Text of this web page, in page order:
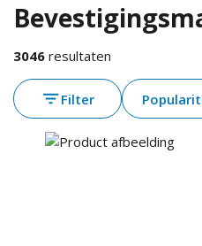
3046 resultaten
Filter